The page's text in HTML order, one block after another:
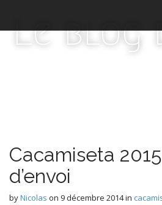
i
Le blog
Cacamiseta
d’envoi
byNicolas on 9 décembre 2014in